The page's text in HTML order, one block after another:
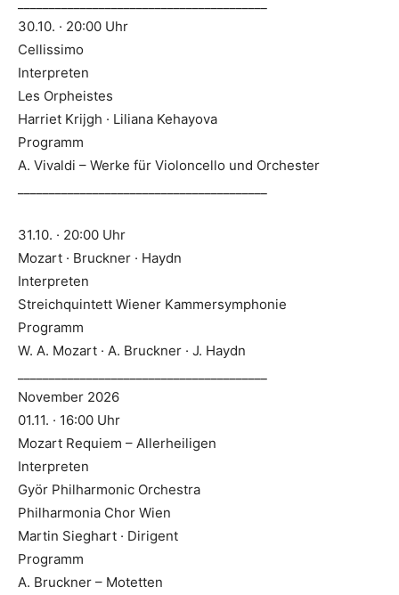
30.10. · 20:00 Uhr
Cellissimo
Interpreten
Les Orpheistes
Harriet Krijgh · Liliana Kehayova
Programm
A. Vivaldi – Werke für Violoncello und Orchester
31.10. · 20:00 Uhr
Mozart · Bruckner · Haydn
Interpreten
Streichquintett Wiener Kammersymphonie
Programm
W. A. Mozart · A. Bruckner · J. Haydn
November 2026
01.11. · 16:00 Uhr
Mozart Requiem – Allerheiligen
Interpreten
Györ Philharmonic Orchestra
Philharmonia Chor Wien
Martin Sieghart · Dirigent
Programm
A. Bruckner – Motetten